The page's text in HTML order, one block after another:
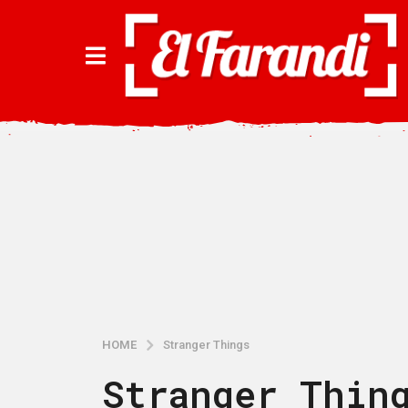
HOME Stranger Things
Stranger